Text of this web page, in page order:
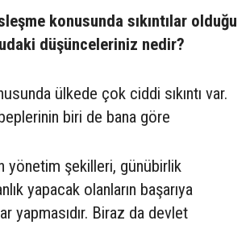
konusunda sıkıntılar olduğu
düşünceleriniz nedir?
ülkede çok ciddi sıkıntı var.
biri de bana göre
yönetim şekilleri, günübirlik
yapacak olanların başarıya
yapmasıdır. Biraz da devlet